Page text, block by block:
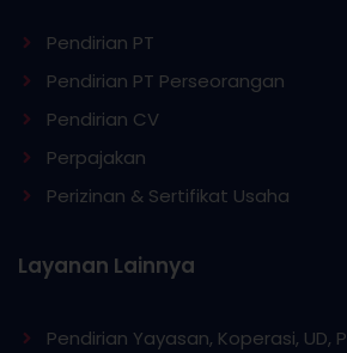
Pendirian PT
Pendirian PT Perseorangan
Pendirian CV
Perpajakan
Perizinan & Sertifikat Usaha
Layanan Lainnya
Pendirian Yayasan, Koperasi, UD,